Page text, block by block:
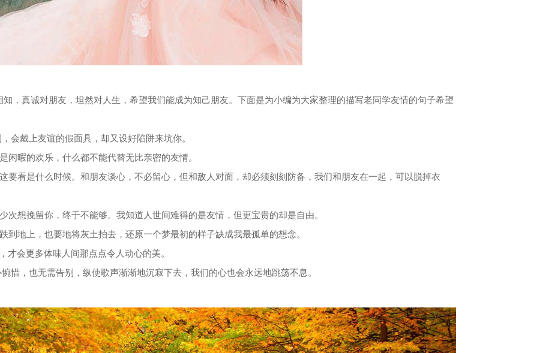
，真诚对朋友，坦然对人生，希望我们能成为知己朋友。下面是为小编为大家整理的描写老同学友情的句子希望
会戴上友谊的假面具，却又设好陷阱来坑你。
闲暇的欢乐，什么都不能代替无比亲密的友情。
要看是什么时候。和朋友谈心，不必留心，但和敌人对面，却必须刻刻防备，我们和朋友在一起，可以脱掉衣
次想挽留你，终于不能够。我知道人世间难得的是友情，但更宝贵的却是自由。
到地上，也要地将灰土拍去，还原一个梦最初的样子缺成我最孤单的想念。
才会更多体味人间那点点令人动心的美。
，也无需告别，纵使歌声渐渐地沉寂下去，我们的心也会永远地跳荡不息。